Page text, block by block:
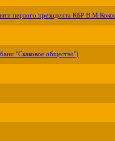
первого президента КБР
"Скаковое общество")